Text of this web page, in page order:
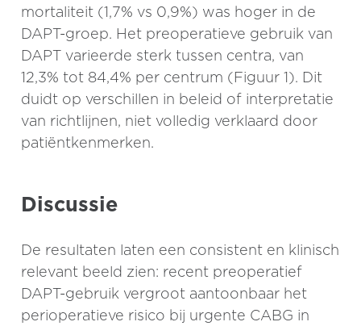
mortaliteit (1,7% vs 0,9%) was hoger in de
DAPT-groep. Het preoperatieve gebruik van
DAPT varieerde sterk tussen centra, van
12,3% tot 84,4% per centrum (Figuur 1). Dit
duidt op verschillen in beleid of interpretatie
van richtlijnen, niet volledig verklaard door
patiëntkenmerken.
Discussie
De resultaten laten een consistent en klinisch
relevant beeld zien: recent preoperatief
DAPT-gebruik vergroot aantoonbaar het
perioperatieve risico bij urgente CABG in